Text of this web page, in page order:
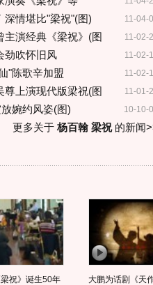
11-04-
深情堪比"梁祝"(图)
11-02-
演经典《梁祝》(图
11-02-
劲吹怀旧风
11-02-
"陈歌辛加盟
11-01-
尊上演现代版梁祝(图
10-10-
婉约风姿(图)
更多关于 杨百翰 梁祝的新闻
祝》诞生50年
大鹏为话剧《天